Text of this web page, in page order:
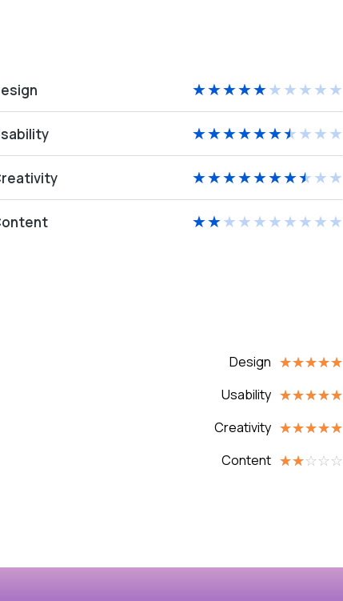
★★★★★★ ★ ★ ★ ★
★★★★★★★ ★ ★ ★
★★★★★★★★ ★ ★
★★★ ★ ★ ★ ★ ★ ★ ★
Design ☆☆☆☆☆
Usability ☆☆☆☆☆
Creativity ☆☆☆☆☆
Content ☆☆☆ ☆ ☆